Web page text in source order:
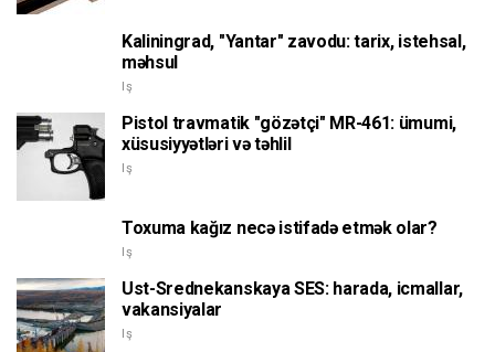
Kaliningrad, "Yantar" zavodu: tarix, istehsal,
məhsul
Iş
Pistol travmatik "gözətçi" MR-461: ümumi,
xüsusiyyətləri və təhlil
Iş
Toxuma kağız necə istifadə etmək olar?
Iş
Ust-Srednekanskaya SES: harada, icmallar,
vakansiyalar
Iş